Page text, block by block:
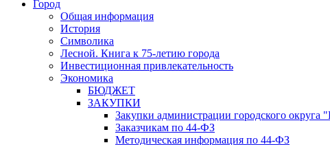
Город
Общая информация
История
Символика
Лесной. Книга к 75-летию города
Инвестиционная привлекательность
Экономика
БЮДЖЕТ
ЗАКУПКИ
Закупки администрации городского округа
Заказчикам по 44-ФЗ
Методическая информация по 44-ФЗ